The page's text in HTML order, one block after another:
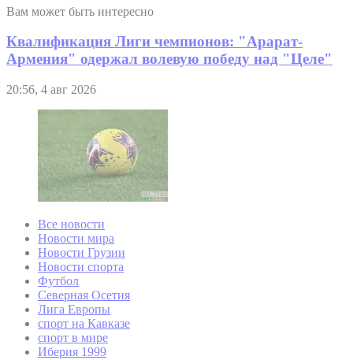
Вам может быть интересно
Квалификация Лиги чемпионов: "Арарат-
Армения" одержал волевую победу над "Целе"
20:56, 4 авг 2026
Все новости
Новости мира
Новости Грузии
Новости спорта
Футбол
Северная Осетия
Лига Европы
спорт на Кавказе
спорт в мире
Иберия 1999